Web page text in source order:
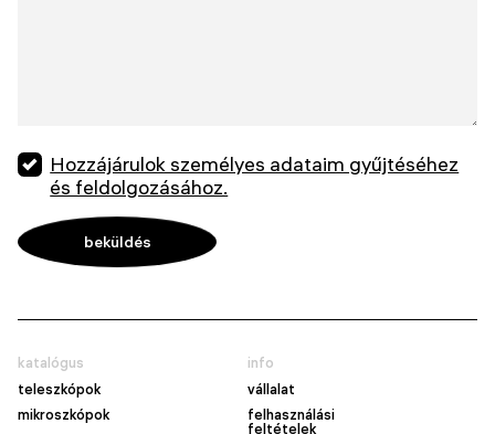
Hozzájárulok személyes adataim gyűjtéséhez
és feldolgozásához.
katalógus
teleszkópok
mikroszkópok
info
vállalat
felhasználási
feltételek